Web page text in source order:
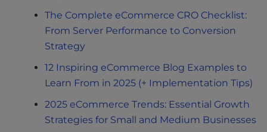
The Complete eCommerce CRO Checklist:
From Server Performance to Conversion
Strategy
12 Inspiring eCommerce Blog Examples to
Learn From in 2025 (+ Implementation Tips)
2025 eCommerce Trends: Essential Growth
Strategies for Small and Medium Businesses